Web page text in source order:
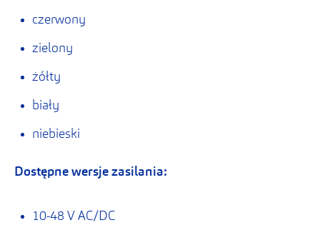
czerwony
zielony
żółty
biały
niebieski
Dostępne wersje zasilania:
10-48 V AC/DC